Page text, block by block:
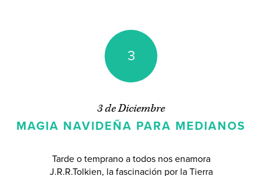
3
3 de Diciembre
MAGIA NAVIDEÑA PARA MEDIANOS
Tarde o temprano a todos nos enamora
J.R.R.Tolkien, la fascinación por la Tierra